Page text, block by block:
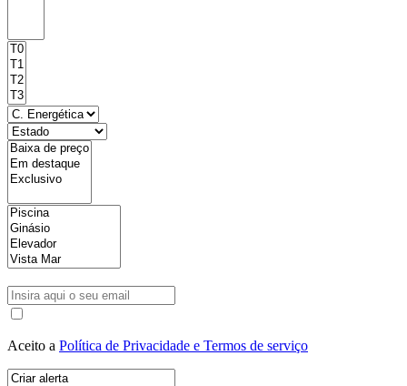
Aceito a Política de Privacidade e Termos de serviço